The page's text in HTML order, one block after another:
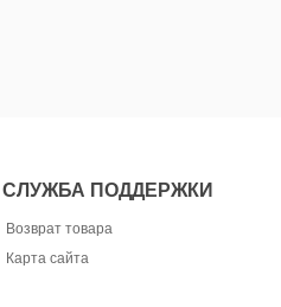
СЛУЖБА ПОДДЕРЖКИ
Возврат товара
Карта сайта